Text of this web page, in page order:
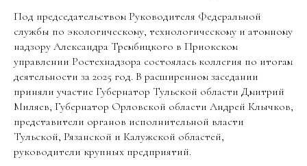
Под председательством Руководителя Федеральной
службы по экологическому, технологическому и атомному
надзору Александра Трембицкого в Приокском
управлении Ростехнадзора состоялась коллегия по итогам
деятельности за 2025 год. В расширенном заседании
приняли участие Губернатор Тульской области Дмитрий
Миляев, Губернатор Орловской области Андрей Клычков,
представители органов исполнительной власти
Тульской, Рязанской и Калужской областей,
руководители крупных предприятий.